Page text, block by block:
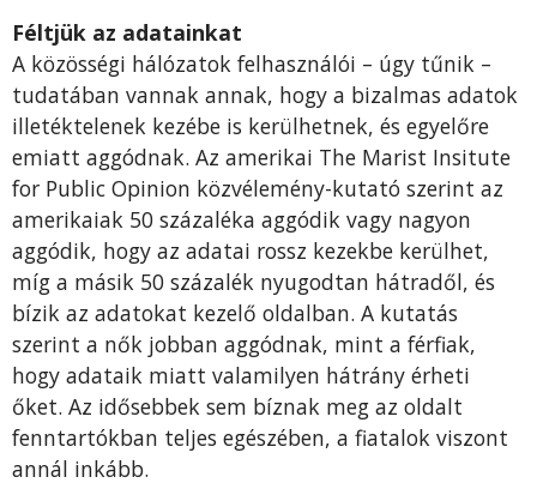
Féltjük az adatainkat
A közösségi hálózatok felhasználói – úgy tűnik –
tudatában vannak annak, hogy a bizalmas adatok
illetéktelenek kezébe is kerülhetnek, és egyelőre
emiatt aggódnak. Az amerikai The Marist Insitute
for Public Opinion közvélemény-kutató szerint az
amerikaiak 50 százaléka aggódik vagy nagyon
aggódik, hogy az adatai rossz kezekbe kerülhet,
míg a másik 50 százalék nyugodtan hátradől, és
bízik az adatokat kezelő oldalban. A kutatás
szerint a nők jobban aggódnak, mint a férfiak,
hogy adataik miatt valamilyen hátrány érheti
őket. Az idősebbek sem bíznak meg az oldalt
fenntartókban teljes egészében, a fiatalok viszont
annál inkább.